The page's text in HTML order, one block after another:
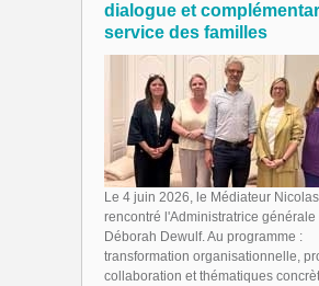
dialogue et
service des familles
Le 4 juin 2026, le Médiateur
rencontré l'Administratrice générale
Déborah Dewulf. Au programme :
transformation organisationnelle,
collaboration et thématiques